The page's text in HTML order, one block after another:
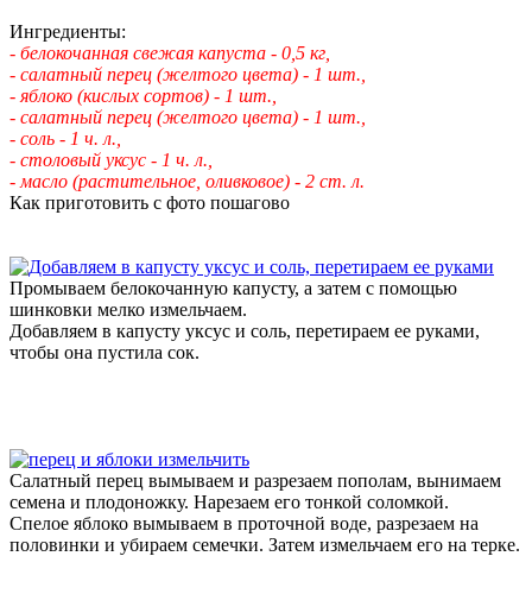
Ингредиенты:
- белокочанная свежая капуста - 0,5 кг,
- салатный перец (желтого цвета) - 1 шт.,
- яблоко (кислых сортов) - 1 шт.,
- салатный перец (желтого цвета) - 1 шт.,
- соль - 1 ч. л.,
- столовый уксус - 1 ч. л.,
- масло (растительное, оливковое) - 2 ст. л.
Как приготовить с фото пошагово
Промываем белокочанную капусту, а затем с помощью
шинковки мелко измельчаем.
Добавляем в капусту уксус и соль, перетираем ее руками,
чтобы она пустила сок.
Салатный перец вымываем и разрезаем пополам, вынимаем
семена и плодоножку. Нарезаем его тонкой соломкой.
Спелое яблоко вымываем в проточной воде, разрезаем на
половинки и убираем семечки. Затем измельчаем его на терке.